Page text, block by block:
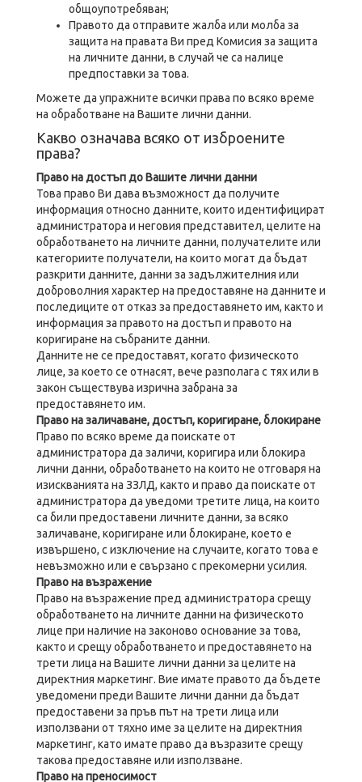
общоупотребяван;
Правото да отправите жалба или молба за
защита на правата Ви пред Комисия за защита
на личните данни, в случай че са налице
предпоставки за това.
Можете да упражните всички права по всяко време
на обработване на Вашите лични данни.
Какво означава всяко от изброените
права?
Право на достъп до Вашите лични данни
Това право Ви дава възможност да получите
информация относно данните, които идентифицират
администратора и неговия представител, целите на
обработването на личните данни, получателите или
категориите получатели, на които могат да бъдат
разкрити данните, данни за задължителния или
доброволния характер на предоставяне на данните и
последиците от отказ за предоставянето им, както и
информация за правото на достъп и правото на
коригиране на събраните данни.
Данните не се предоставят, когато физическото
лице, за което се отнасят, вече разполага с тях или в
закон съществува изрична забрана за
предоставянето им.
Право на заличаване, достъп, коригиране, блокиране
Право по всяко време да поискате от
администратора да заличи, коригира или блокира
лични данни, обработването на които не отговаря на
изискванията на ЗЗЛД, както и право да поискате от
администратора да уведоми третите лица, на които
са били предоставени личните данни, за всяко
заличаване, коригиране или блокиране, което е
извършено, с изключение на случаите, когато това е
невъзможно или е свързано с прекомерни усилия.
Право на възражение
Право на възражение пред администратора срещу
обработването на личните данни на физическото
лице при наличие на законово основание за това,
както и срещу обработването и предоставянето на
трети лица на Вашите лични данни за целите на
директния маркетинг. Вие имате правото да бъдете
уведомени преди Вашите лични данни да бъдат
предоставени за пръв път на трети лица или
използвани от тяхно име за целите на директния
маркетинг, като имате право да възразите срещу
такова предоставяне или използване.
Право на преносимост